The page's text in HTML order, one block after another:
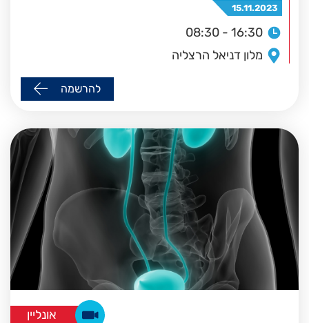
15.11.2023
08:30 - 16:30
מלון דניאל הרצליה
להרשמה
אונליין